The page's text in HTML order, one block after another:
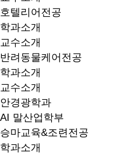
호텔리어전공
학과소개
교수소개
반려동물케어전공
학과소개
교수소개
안경광학과
AI 말산업학부
승마교육&조련전공
학과소개